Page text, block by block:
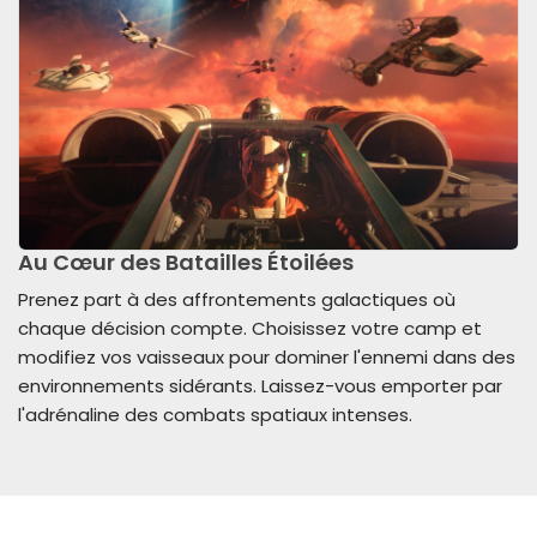
Au Cœur des Batailles Étoilées
Prenez part à des affrontements galactiques où
chaque décision compte. Choisissez votre camp et
modifiez vos vaisseaux pour dominer l'ennemi dans des
environnements sidérants. Laissez-vous emporter par
l'adrénaline des combats spatiaux intenses.